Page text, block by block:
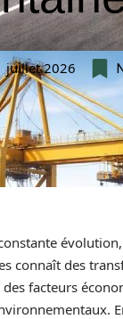
juillet 2026
connaît des
facteurs